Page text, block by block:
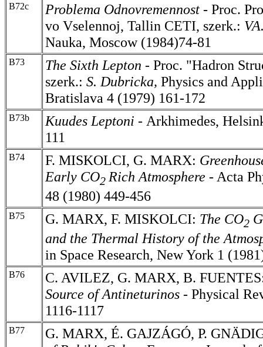
B72c Problema Odnovremennost - Proc.
vo Vselennoj, Tallin CETI, szerk.:
Nauka, Moscow (1984)74-81
B73 The Sixth Lepton - Proc. "Hadron
szerk.: S. Dubricka, Physics and
Bratislava 4 (1979) 161-172
B73b Kuudes Leptoni - Arkhimedes,
111
B74 F. MISKOLCI, G. MARX:
Early CO2 Rich Atmosphere - Acta
48 (1980) 449-456
B75 G. MARX, F. MISKOLCI: The CO2
and the Thermal History of the
in Space Research, New York 1
B76
C. AVILEZ, G. MARX, B.
Source of Antineturinos - Physical
1116-1117
B77
G. MARX, É. GAJZÁGÓ, P.